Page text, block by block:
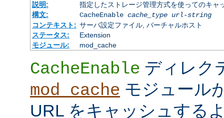
説明:
指定したストレージ管理方式を使ってのキャ
構文:
CacheEnable cache_type url-string
コンテキスト: サーバ設定ファイル, バーチャルホスト
ステータス:
Extension
モジュール:
mod_cache
CacheEnable ディレク
mod_cache モジュール
URL をキャッシュする